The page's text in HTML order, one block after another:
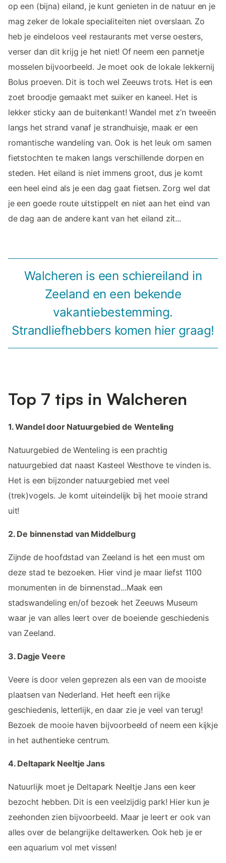
op een (bijna) eiland, je kunt genieten in de natuur en je
mag zeker de lokale specialiteiten niet overslaan. Zo
heb je eindeloos veel restaurants met verse oesters,
verser dan dit krijg je het niet! Of neem een pannetje
mosselen bijvoorbeeld. Je moet ook de lokale lekkernij
Bolus proeven. Dit is toch wel Zeeuws trots. Het is een
zoet broodje gemaakt met suiker en kaneel. Het is
lekker sticky aan de buitenkant! Wandel met z’n tweeën
langs het strand vanaf je strandhuisje, maak er een
romantische wandeling van. Ook is het leuk om samen
fietstochten te maken langs verschillende dorpen en
steden. Het eiland is niet immens groot, dus je komt
een heel eind als je een dag gaat fietsen. Zorg wel dat
je een goede route uitstippelt en niet aan het eind van
de dag aan de andere kant van het eiland zit...
Walcheren is een schiereiland in
Zeeland en een bekende
vakantiebestemming.
Strandliefhebbers komen hier graag!
Top 7 tips in Walcheren
1. Wandel door Natuurgebied de Wenteling
Natuurgebied de Wenteling is een prachtig
natuurgebied dat naast Kasteel Westhove te vinden is.
Het is een bijzonder natuurgebied met veel
(trek)vogels. Je komt uiteindelijk bij het mooie strand
uit!
2. De binnenstad van Middelburg
Zijnde de hoofdstad van Zeeland is het een must om
deze stad te bezoeken. Hier vind je maar liefst 1100
monumenten in de binnenstad...Maak een
stadswandeling en/of bezoek het Zeeuws Museum
waar je van alles leert over de boeiende geschiedenis
van Zeeland.
3. Dagje Veere
Veere is door velen geprezen als een van de mooiste
plaatsen van Nederland. Het heeft een rijke
geschiedenis, letterlijk, en daar zie je veel van terug!
Bezoek de mooie haven bijvoorbeeld of neem een kijkje
in het authentieke centrum.
4. Deltapark Neeltje Jans
Natuurlijk moet je Deltapark Neeltje Jans een keer
bezocht hebben. Dit is een veelzijdig park! Hier kun je
zeehonden zien bijvoorbeeld. Maar je leert er ook van
alles over de belangrijke deltawerken. Ook heb je er
een aquarium vol met vissen!